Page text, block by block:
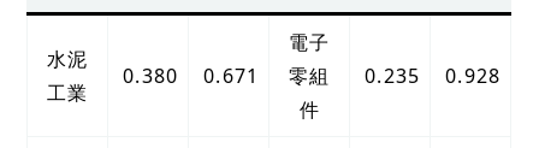
水泥
工業
0.380 0.671
電子
零組
件
0.235 0.928